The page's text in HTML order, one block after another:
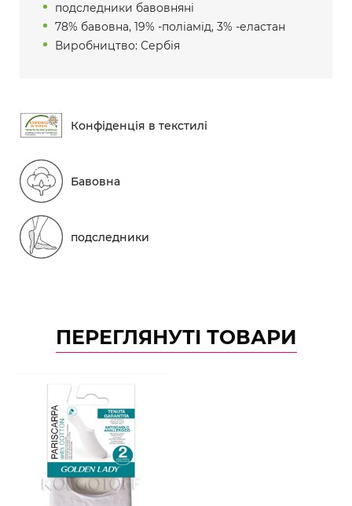
подследники бавовняні
78% бавовна, 19% -поліамід, 3% -еластан
Виробництво: Сербія
Конфіденція в текстилі
Бавовна
подследники
ПЕРЕГЛЯНУТІ ТОВАРИ